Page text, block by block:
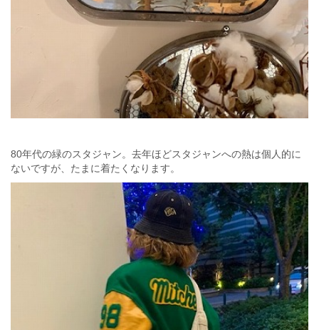
80年代の緑のスタジャン。去年ほどスタジャンへの熱は個人的に
ないですが、たまに着たくなります。